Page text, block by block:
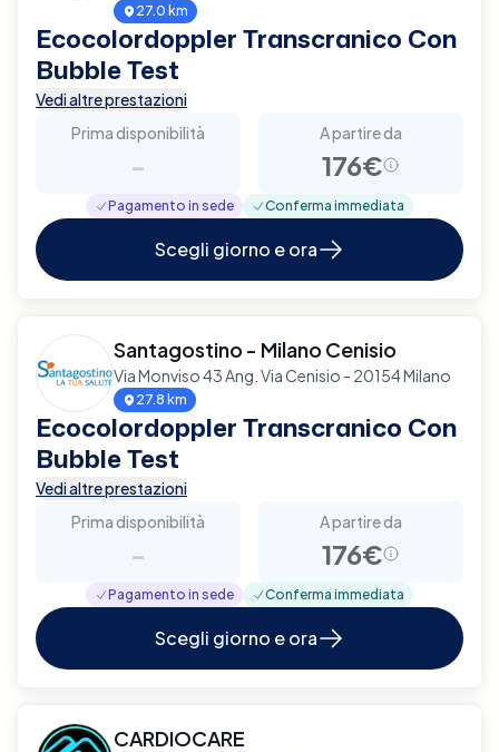
27.0 km
Ecocolordoppler Transcranico Con
Bubble Test
Vedi altre prestazioni
Prima disponibilità
-
A partire da
176€
Pagamento in sede Conferma immediata
Scegli giorno e ora
Santagostino - Milano Cenisio
Via Monviso 43 Ang. Via Cenisio - 20154 Milano
27.8 km
Ecocolordoppler Transcranico Con
Bubble Test
Vedi altre prestazioni
Prima disponibilità
-
A partire da
176€
Pagamento in sede Conferma immediata
Scegli giorno e ora
CARDIOCARE